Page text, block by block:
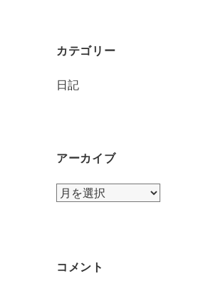
カテゴリー
日記
アーカイブ
ア
コメント